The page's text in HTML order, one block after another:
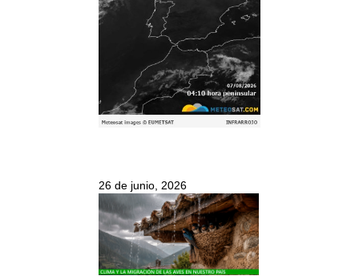
26 de junio, 2026